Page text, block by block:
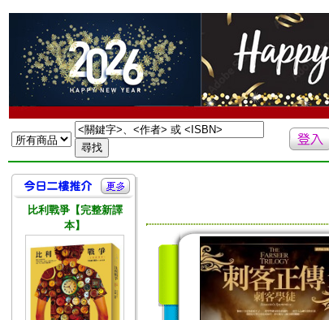
比利戰爭【完整新譯
本】